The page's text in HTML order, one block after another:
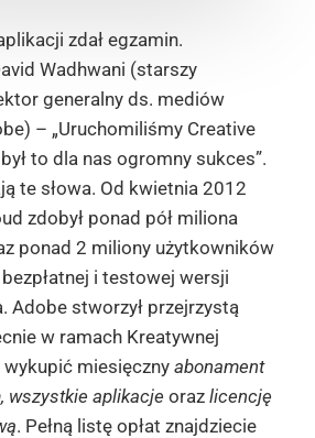
zdał egzamin.
Wadhwani (starszy
generalny ds. mediów
– „Uruchomiliśmy Creative
to dla nas ogromny sukces”.
te słowa. Od kwietnia 2012
zdobył ponad pół miliona
ponad 2 miliony użytkowników
i testowej wersji
Adobe stworzył przejrzystą
w ramach Kreatywnej
miesięczny abonament
wszystkie aplikacje oraz licencję
. Pełną listę opłat znajdziecie